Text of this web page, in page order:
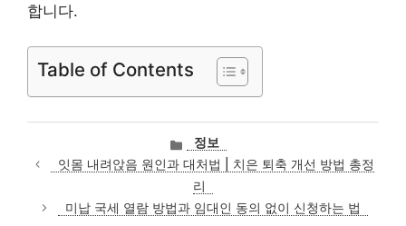
합니다.
Table of Contents
카
테
고
리
정보
잇몸 내려앉음 원인과 대처법 | 치은 퇴축 개선 방법 총정
리
미납 국세 열람 방법과 임대인 동의 없이 신청하는 법